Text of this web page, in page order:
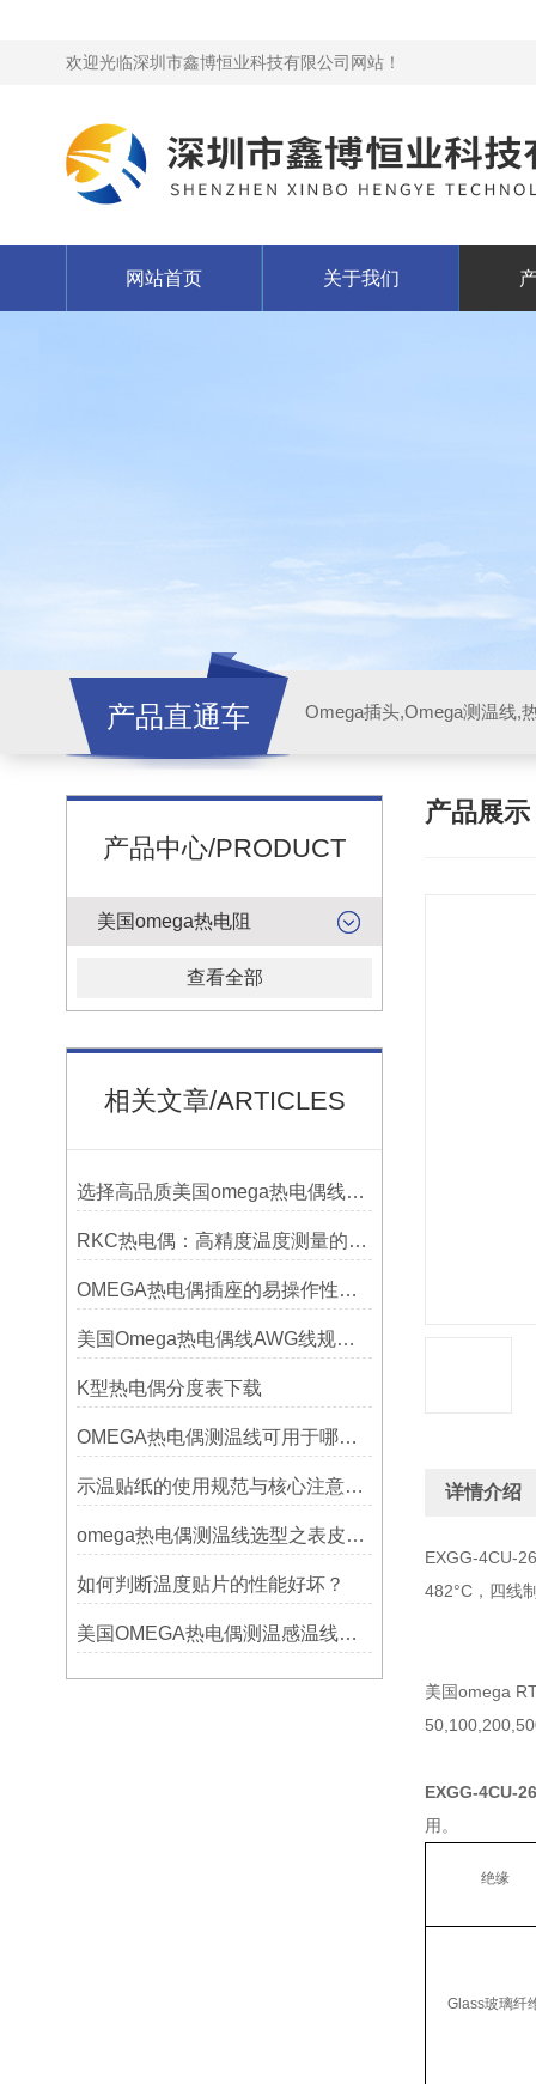
欢迎光临深圳市鑫博恒业科技有限公司网站！
网站首页 关于我们
产品直通车
产品中心/PRODUCT
美国omega热电阻
查看全部
相关文章/ARTICLES
选择高品质美国omega热电偶线的要点？
RKC热电偶：高精度温度测量的理想选择
OMEGA热电偶插座的易操作性探讨
美国Omega热电偶线AWG线规对照表
K型热电偶分度表下载
OMEGA热电偶测温线可用于哪些领域
示温贴纸的使用规范与核心注意事项解读
omega热电偶测温线选型之表皮绝缘耐温
如何判断温度贴片的性能好坏？
美国OMEGA热电偶测温感温线和插头插座连接器真伪原装正品判断查验方法
产品展示
详情介绍
EXGG-4CU-
482°C，四线
美国omega
EXGG-4CU-
用。
绝缘
Glass玻璃纤